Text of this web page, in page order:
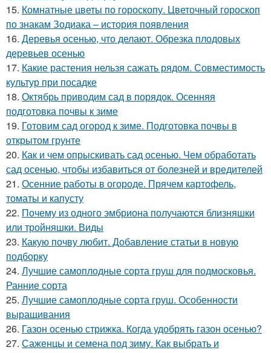
15. Комнатные цветы по гороскопу. Цветочный гороскоп
по знакам Зодиака – история появления
16. Деревья осенью, что делают. Обрезка плодовых
деревьев осенью
17. Какие растения нельзя сажать рядом. Совместимость
культур при посадке
18. Октябрь приводим сад в порядок. Осенняя
подготовка почвы к зиме
19. Готовим сад огород к зиме. Подготовка почвы в
открытом грунте
20. Как и чем опрыскивать сад осенью. Чем обработать
сад осенью, чтобы избавиться от болезней и вредителей
21. Осенние работы в огороде. Прячем картофель,
томаты и капусту
22. Почему из одного эмбриона получаются близняшки
или тройняшки. Виды
23. Какую почву любит. Добавление статьи в новую
подборку
24. Лучшие самоплодные сорта груш для подмосковья.
Ранние сорта
25. Лучшие самоплодные сорта груш. Особенности
выращивания
26. Газон осенью стрижка. Когда удобрять газон осенью?
27. Саженцы и семена под зиму. Как выбрать и